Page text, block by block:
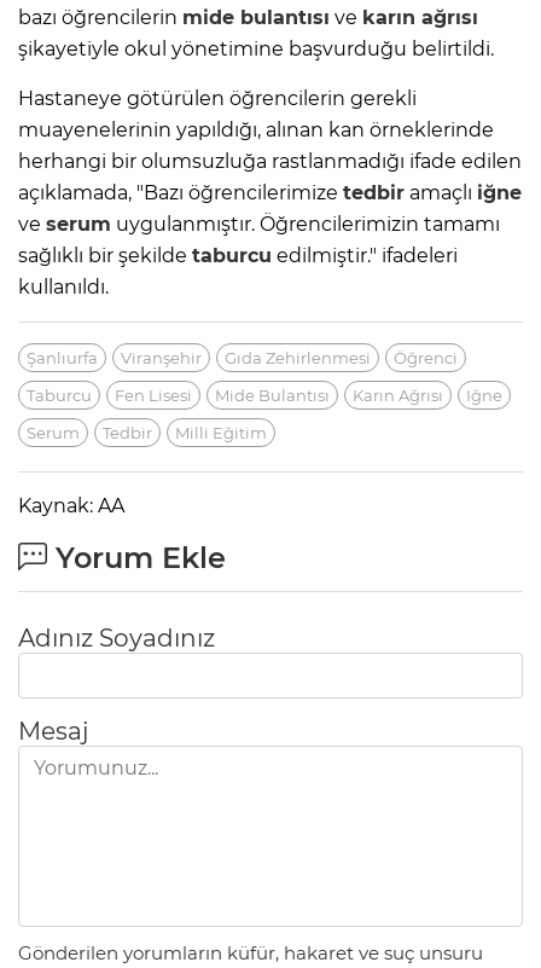
bazı öğrencilerin mide bulantısı ve karın ağrısı
şikayetiyle okul yönetimine başvurduğu belirtildi.
Hastaneye götürülen öğrencilerin gerekli
muayenelerinin yapıldığı, alınan kan örneklerinde
herhangi bir olumsuzluğa rastlanmadığı ifade edilen
açıklamada, "Bazı öğrencilerimize tedbir amaçlı iğne
ve serum uygulanmıştır. Öğrencilerimizin tamamı
sağlıklı bir şekilde taburcu edilmiştir." ifadeleri
kullanıldı.
Şanlıurfa Viranşehir Gıda Zehirlenmesi
Öğrenci
Taburcu
Fen Lisesi Mide Bulantısı Karın Ağrısı
Iğne
Serum
Tedbir Milli Eğitim
Kaynak: AA
Yorum Ekle
Adınız Soyadınız
Mesaj
Gönderilen yorumların küfür, hakaret ve suç unsuru